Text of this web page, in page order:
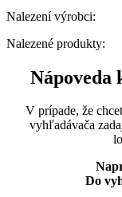
Nalezení výrobci:
Nalezené produkty:
Nápoveda
V prípade, že
vyhľadávača
Do